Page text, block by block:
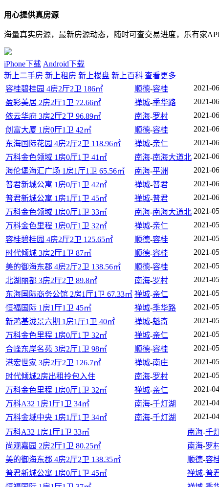
用心提供真房源
海量真实房源，最新房源动态，随时可查交易进度，乐有家
iPhone下载 Android下载
新上二手房 新上租房 新上楼盘 新上百科 查看更多
容桂碧桂园 4房2厅2卫 186㎡
顺德-容桂
2021-
盈彩美居 2房2厅1卫 72.66㎡
禅城-季华路
2021-
依云华府 3房2厅2卫 96.89㎡
南海-罗村
2021-
创富大厦 1房0厅1卫 42㎡
顺德-容桂
2021-
东海国际花园 4房2厅2卫 118.96㎡
禅城-亲仁
2021-
万科金色领域 1房0厅1卫 41㎡
南海-南海大道北 2021-
海伦堡海汇广场 1房1厅1卫 65.56㎡
南海-平洲
2021-
普君新城公寓 1房0厅1卫 42㎡
禅城-普君
2021-
普君新城公寓 1房1厅1卫 45㎡
禅城-普君
2021-
万科金色领域 1房0厅1卫 33㎡
南海-南海大道北 2021-
万科金色里程 1房0厅1卫 32㎡
禅城-亲仁
2021-
容桂碧桂园 4房2厅2卫 125.65㎡
顺德-容桂
2021-
时代倾城 3房2厅1卫 87㎡
顺德-容桂
2021-
美的御海东郡 4房2厅2卫 138.56㎡
顺德-容桂
2021-
北湖丽都 3房2厅2卫 89.8㎡
南海-罗村
2021-
东海国际商务公馆 2房1厅1卫 67.33㎡ 禅城-亲仁
2021-
恒福国际 1房1厅1卫 45㎡
禅城-季华路
2021-
新鸿基泷景六期 1房1厅1卫 40㎡
禅城-魁奇
2021-
万科金色里程 1房0厅1卫 32㎡
禅城-亲仁
2021-
合峰东岸名苑 3房2厅1卫 98㎡
顺德-容桂
2021-
港宏世家 3房2厅2卫 126.7㎡
禅城-南庄
2021-
时代倾城2房出租拎包入住
南海-罗村
2021-
万科金色里程 1房0厅1卫 32㎡
禅城-亲仁
2021-
万科A32 1房1厅1卫 34㎡
南海-千灯湖
2021-
万科金域中央 1房1厅1卫 34㎡
南海-千灯湖
2021-
万科A32 1房1厅1卫 33㎡
南海-千
尚观嘉园 2房2厅1卫 80.25㎡
南海-罗
美的御海东郡 4房2厅2卫 138.35㎡
顺德-容
普君新城公寓 1房0厅1卫 45㎡
禅城-普